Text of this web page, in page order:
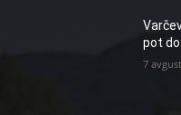
pot
7